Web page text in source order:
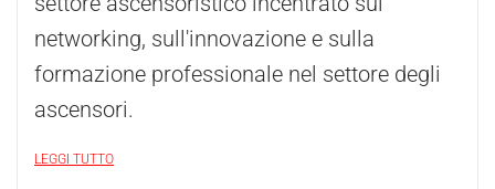
networking, sull'innovazione e sulla
formazione professionale nel settore degli
ascensori.
LEGGI TUTTO